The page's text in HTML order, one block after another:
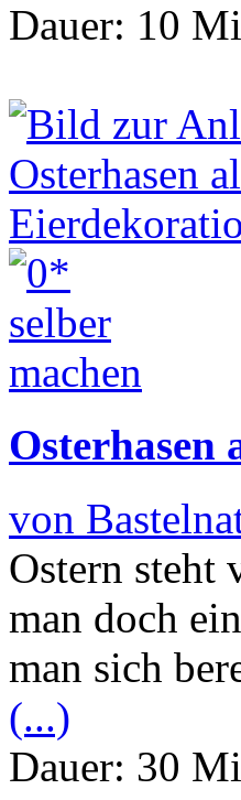
Dauer: 10
Osterhasen
von
Ostern steht
man doch
man sich
(...)
Dauer: 30